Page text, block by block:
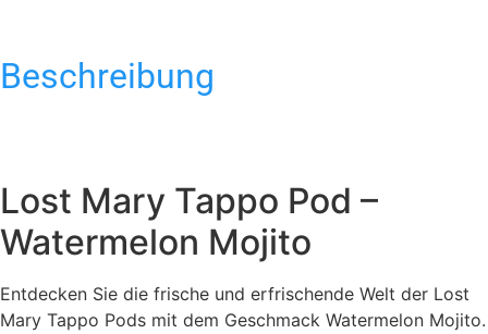
Beschreibung
Lost Mary Tappo Pod –
Watermelon Mojito
Entdecken Sie die frische und erfrischende Welt der Lost
Mary Tappo Pods mit dem Geschmack Watermelon Mojito.